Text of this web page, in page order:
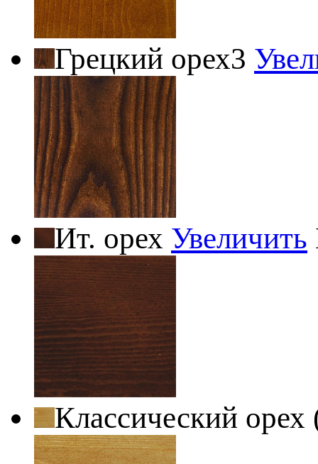
Грецкий орех3
Ит. орех Увеличить
Классический